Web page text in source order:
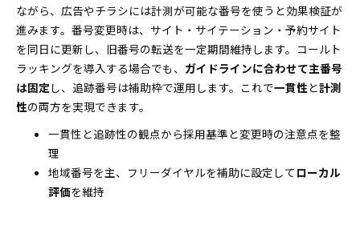
ながら、広告やチラシには計測が可能な番号を使うと効果検証が
進みます。番号変更時は、サイト・サイテーション・予約サイト
を同日に更新し、旧番号の転送を一定期間維持します。コールト
ラッキングを導入する場合でも、 ガイドラインに合わせて主番号
は固定し、追跡番号は補助枠で運用します。これで一貫性と計測
性の両方を実現できます。
一貫性と追跡性の観点から採用基準と変更時の注意点を整
理
地域番号を主、フリーダイヤルを補助に設定して ローカル
評価を維持